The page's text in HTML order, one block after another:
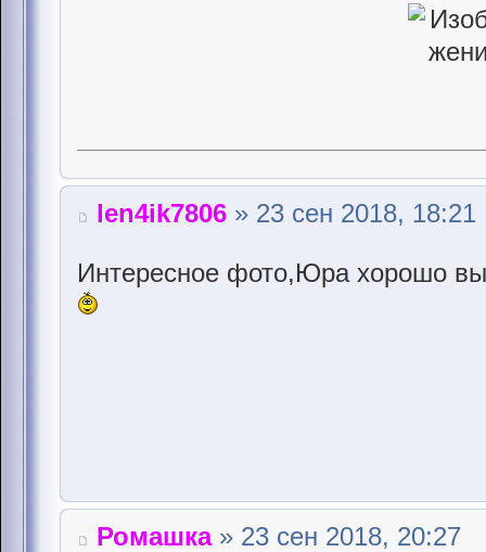
len4ik7806 » 23 сен 2018, 18:21
Интересное фото,Юра хорошо
Ромашка» 23 сен 2018, 20:27